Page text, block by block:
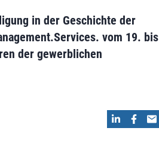
in der Geschichte der
vom 19. bis
der gewerblichen